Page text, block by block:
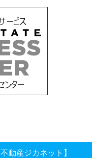
動産ジカネット】